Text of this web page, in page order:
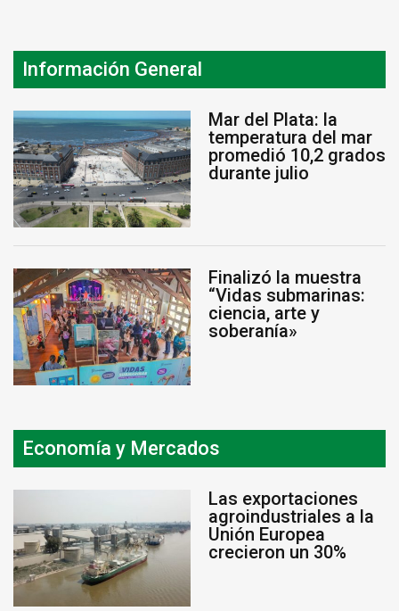
Información General
Mar del Plata: la
temperatura del mar
promedió 10,2 grados
durante julio
Finalizó la muestra
“Vidas submarinas:
ciencia, arte y
soberanía»
Economía y Mercados
Las exportaciones
agroindustriales a la
Unión Europea
crecieron un 30%